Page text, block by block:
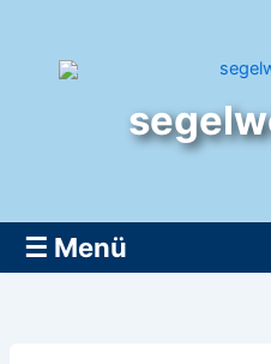
springen
☰ Menü